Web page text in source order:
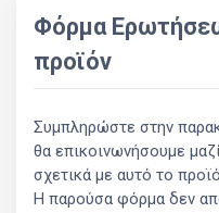
Φόρμα
προϊόν
Συμπληρώστε στην
θα επικοινωνήσουμε
σχετικά με αυτό το
Η παρούσα φόρμα δεν